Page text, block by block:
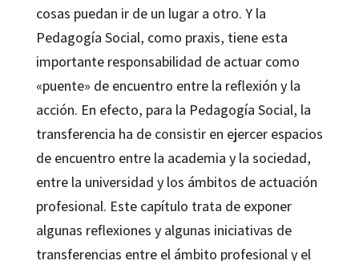
cosas puedan ir de un lugar a otro. Y la
Pedagogía Social, como praxis, tiene esta
importante responsabilidad de actuar como
«puente» de encuentro entre la reflexión y la
acción. En efecto, para la Pedagogía Social, la
transferencia ha de consistir en ejercer espacios
de encuentro entre la academia y la sociedad,
entre la universidad y los ámbitos de actuación
profesional. Este capítulo trata de exponer
algunas reflexiones y algunas iniciativas de
transferencias entre el ámbito profesional y el